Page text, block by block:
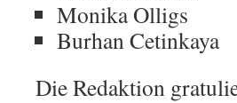
Monika Olligs
Burhan Cetinkaya
Die Redaktion